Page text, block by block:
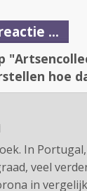
...
hoe
In
veel
in